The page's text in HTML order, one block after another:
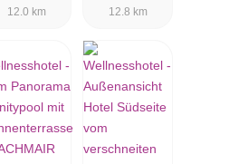
12.0 km
12.8 km